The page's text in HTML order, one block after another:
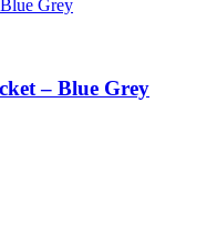
– Blue Grey